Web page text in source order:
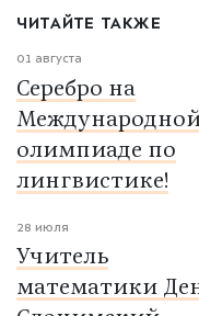
ЧИТАЙТЕ ТАКЖЕ
01 августа
Серебро на
олимпиаде по
лингвистике!
28 июля
Учитель
математики